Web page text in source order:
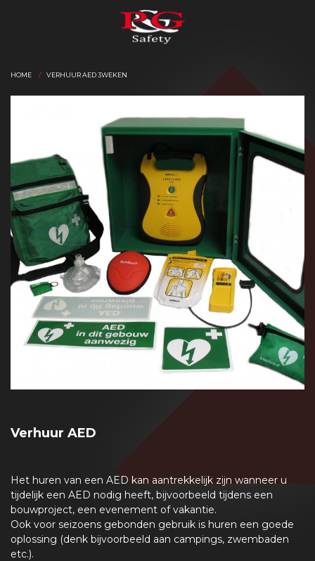
HOME VERHUUR AED 3WEKEN
Verhuur AED
Het huren van een AED kan aantrekkelijk zijn wanneer u
tijdelijk een AED nodig heeft, bijvoorbeeld tijdens een
bouwproject, een evenement of vakantie.
Ook voor seizoens gebonden gebruik is huren een goede
oplossing (denk bijvoorbeeld aan campings, zwembaden
etc.).